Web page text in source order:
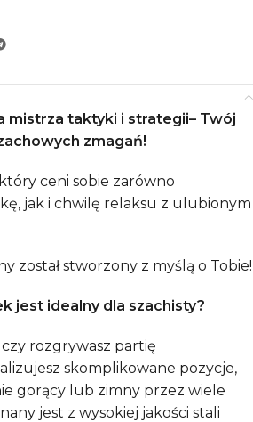
mistrza taktyki i strategii– Twój
zmagań!
ceni sobie zarówno
jak i chwilę relaksu z ulubionym
został stworzony z myślą o Tobie!
jest idealny dla szachisty?
rozgrywasz partię
skomplikowane pozycje,
gorący lub zimny przez wiele
jest z wysokiej jakości stali